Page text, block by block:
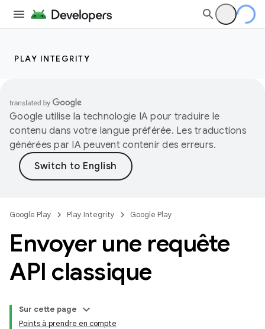
PLAY INTEGRITY
Google utilise la technologie IA pour traduire le
contenu dans votre langue préférée. Les traductions
générées par IA peuvent contenir des erreurs.
Google Play Play Integrity Google Play
Envoyer une requête
API classique
Sur cette page
Points à prendre en compte